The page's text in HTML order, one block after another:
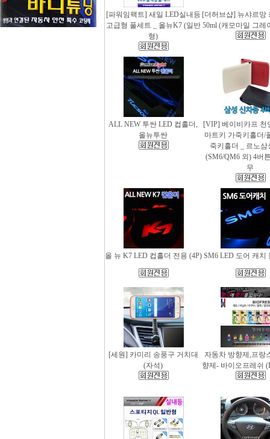
[파워임팩트] 새일 LED실내등
고급형 풀세트 _ 올뉴K7 (일반
형)
[더허브샵] 뉴샤르망
50ml (캐모마일 그레
ALL NEW 투싼 LED 컵홀더,
올뉴투싼
[VIP] 베이비카프 천
마트키 가죽키홀더/
죽키홀더 _ 르노삼
(SM6/QM6 외) 4버
무
올 뉴 K7 LED 컵홀더 전용 (4P) SM6 LED 도어 캐치
[세원] 카미리 송풍구 거치대
(자석)
자동차 방향제,프랑
향제- 바이오프레쉬